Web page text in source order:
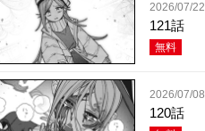
2026/07/22
121話
無料
2026/07/08
120話